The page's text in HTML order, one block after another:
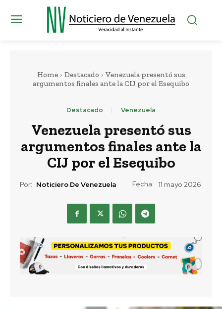
Home Destacado
Venezuela presentó sus
argumentos finales ante la CIJ por el Esequibo
Destacado Venezuela
Venezuela presentó sus
argumentos finales ante la
CIJ por el Esequibo
Por: Noticiero De Venezuela Fecha: 11 mayo 2026